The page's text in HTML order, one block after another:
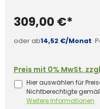
309,00 €*
oder ab14,52 €/Monat ·
Preis mit 0% MwSt.
Hier auswählen für
Nichtberechtigte
Weitere Informationen